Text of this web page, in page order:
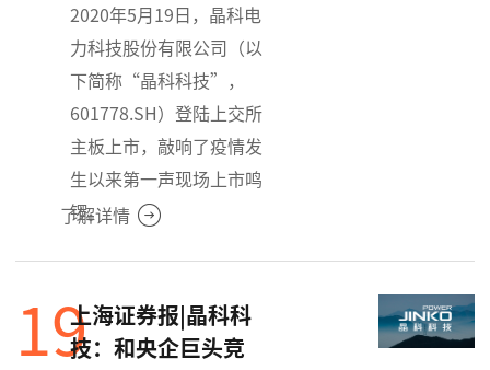
2020年5月19日，晶科电
力科技股份有限公司（以
下简称“晶科科技”，
601778.SH）登陆上交所
主板上市，敲响了疫情发
生以来第一声现场上市鸣
锣。
了解详情
19上海证券报|晶科科
技：和央企巨头竞